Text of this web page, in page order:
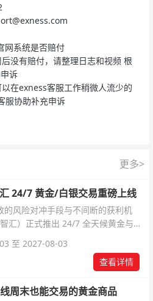
网系统是否赔付
没有赔付，请整理日志和视频 根
诉
在exness客服工作稍微人流少的
服协助补充申诉
更多>
24/7 黄金/白银交易重磅上线
的风险对冲手段与不间断的获利机
汇）正式推出 24/7 全天候黄金与白
易细则。
至 2027-08-03
查看详情
周末也能交易的黄金商品